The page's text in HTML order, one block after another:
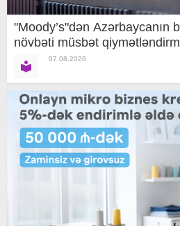
"Moody’s"dən Azərbaycanın
növbəti müsbət
07.08.2026